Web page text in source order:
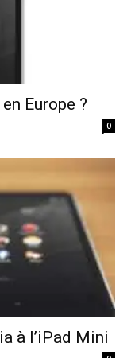
Europe ?
0
à l’iPad Mini